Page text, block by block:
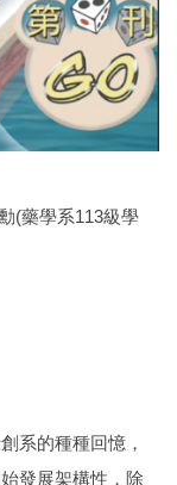
(藥學系113級學
系的種種回憶，
發展架構性，除